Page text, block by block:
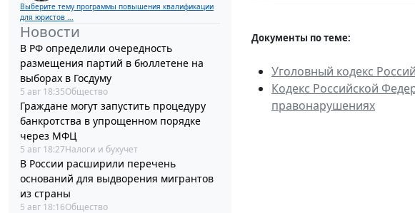
Выберите тему программы повышения квалификации
для юристов ...
Новости
В РФ определили очередность
размещения партий в бюллетене на
выборах в Госдуму
5 авг 18:35Общество
Граждане могут запустить процедуру
банкротства в упрощенном порядке
через МФЦ
5 авг 18:27Налоги и бухучет
В России расширили перечень
оснований для выдворения мигрантов
из страны
5 авг 18:16Общество
Документы по теме:
Уголовный кодекс
Кодекс Российской
правонарушениях